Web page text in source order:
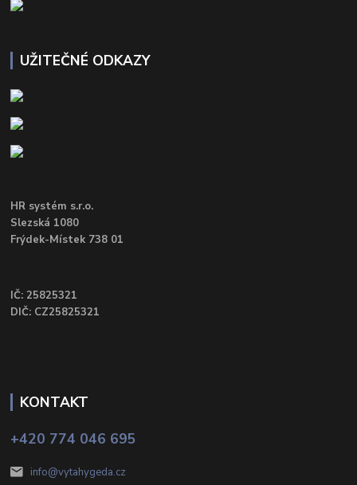
UŽITEČNÉ ODKAZY
HR systém s.r.o.
Slezská 1080
Frýdek-Místek 738 01
IČ: 25825321
DIČ: CZ25825321
KONTAKT
+420 774 046 695
info@vytahygeda.cz